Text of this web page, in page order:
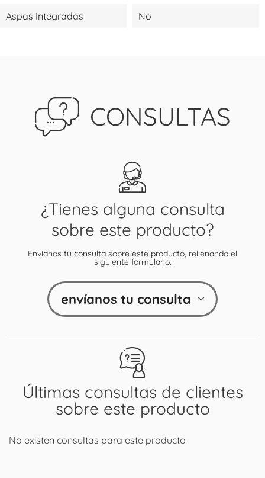
Aspas Integradas No
CONSULTAS
Últimas consultas de clientes
sobre este producto
No existen consultas para este producto
¿Tienes alguna consulta
sobre este producto?
Envíanos tu consulta sobre este producto, rellenando el
siguiente formulario:
envíanos tu consulta